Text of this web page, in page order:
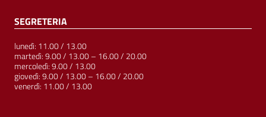
SEGRETERIA
lunedì: 11.00 / 13.00
martedì: 9.00 / 13.00 – 16.00 / 20.00
mercoledì: 9.00 / 13.00
giovedì: 9.00 / 13.00 – 16.00 / 20.00
venerdì: 11.00 / 13.00